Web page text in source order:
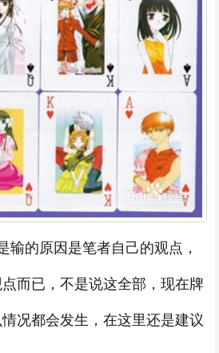
输的原因是笔者自己的观点，
而已，不是说这全部，现在牌
况都会发生，在这里还是建议